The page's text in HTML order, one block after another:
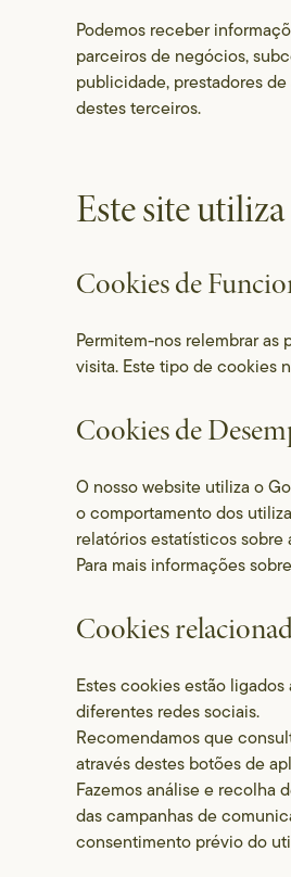
Podemos receber
parceiros de negócios,
publicidade, prestadores
destes terceiros.
Este site
Cookies de
Permitem-nos relembrar
visita. Este tipo de cookies
Cookies de
O nosso website utiliza o
o comportamento dos
relatórios estatísticos
Para mais informações
Cookies
Estes cookies estão
diferentes redes sociais.
Recomendamos que
através destes botões de
Fazemos análise e recolha
das campanhas de
consentimento prévio do